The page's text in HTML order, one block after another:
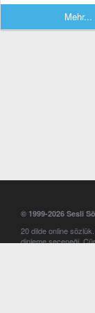
Mehr...
© 1999-2026 Sesli
20 dilde online
dinleme seçeneği.